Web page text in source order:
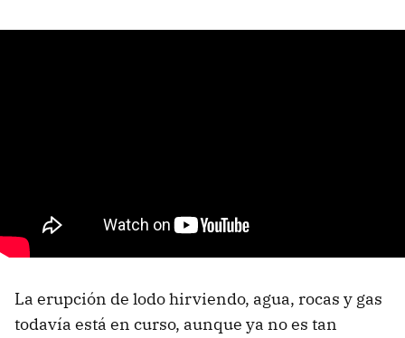
La erupción de lodo hirviendo, agua, rocas y gas
todavía está en curso, aunque ya no es tan